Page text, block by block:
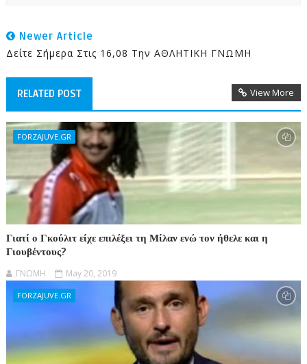
Newer Article
Δείτε Σήμερα Στις 16,08 Την ΑΘΛΗΤΙΚΗ ΓΝΩΜΗ
RELATED POST View More
FORZAJUVE.GR
Γιατί ο Γκούλιτ είχε επιλέξει τη Μίλαν ενώ τον ήθελε και η
Γιουβέντους?
ΓΝΩΜΗ May 20, 2019
FORZAJUVE.GR